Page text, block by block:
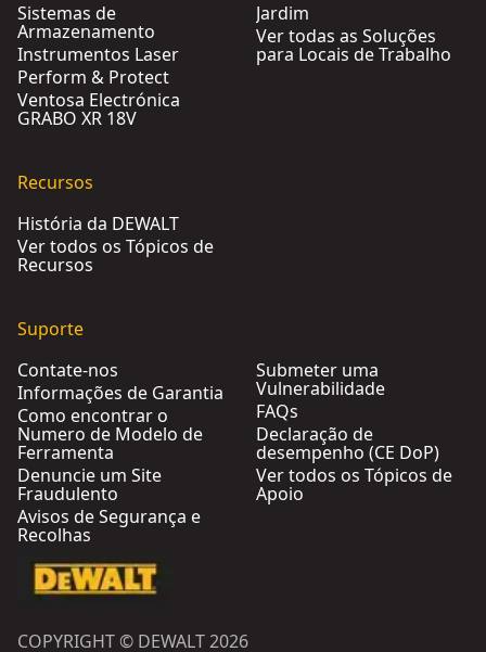
Sistemas de
Armazenamento
Instrumentos Laser
Perform & Protect
Ventosa Electrónica
GRABO XR 18V
Jardim
Ver todas as Soluções
para Locais de Trabalho
Recursos
História da DEWALT
Ver todos os Tópicos de
Recursos
Suporte
Contate-nos
Informações de Garantia
Como encontrar o
Numero de Modelo de
Ferramenta
Denuncie um Site
Fraudulento
Avisos de Segurança e
Recolhas
Submeter uma
Vulnerabilidade
FAQs
Declaração de
desempenho (CE DoP)
Ver todos os Tópicos de
Apoio
COPYRIGHT © DEWALT 2026